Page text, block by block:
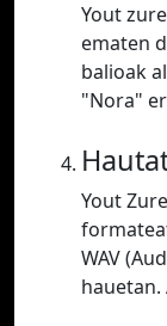
Yout
ematen
balioak
"Nora"
Yout
WAV